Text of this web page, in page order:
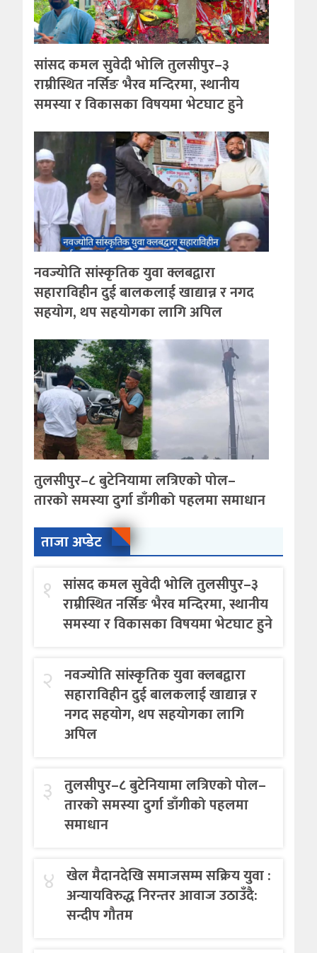
सांसद कमल सुवेदी भोलि तुलसीपुर–३
राम्रीस्थित नर्सिङ भैरव मन्दिरमा, स्थानीय
समस्या र विकासका विषयमा भेटघाट हुने
नवज्योति सांस्कृतिक युवा क्लबद्वारा
सहाराविहीन दुई बालकलाई खाद्यान्न र नगद
सहयोग, थप सहयोगका लागि अपिल
तुलसीपुर–८ बुटेनियामा लत्रिएको पोल–
तारको समस्या दुर्गा डाँगीको पहलमा समाधान
ताजा अप्डेट
१ सांसद कमल सुवेदी भोलि तुलसीपुर–३
राम्रीस्थित नर्सिङ भैरव मन्दिरमा, स्थानीय
समस्या र विकासका विषयमा भेटघाट हुने
२ नवज्योति सांस्कृतिक युवा क्लबद्वारा
सहाराविहीन दुई बालकलाई खाद्यान्न र
नगद सहयोग, थप सहयोगका लागि
अपिल
३ तुलसीपुर–८ बुटेनियामा लत्रिएको पोल–
तारको समस्या दुर्गा डाँगीको पहलमा
समाधान
४ खेल मैदानदेखि समाजसम्म सक्रिय युवा :
अन्यायविरुद्ध निरन्तर आवाज उठाउँदै:
सन्दीप गौतम